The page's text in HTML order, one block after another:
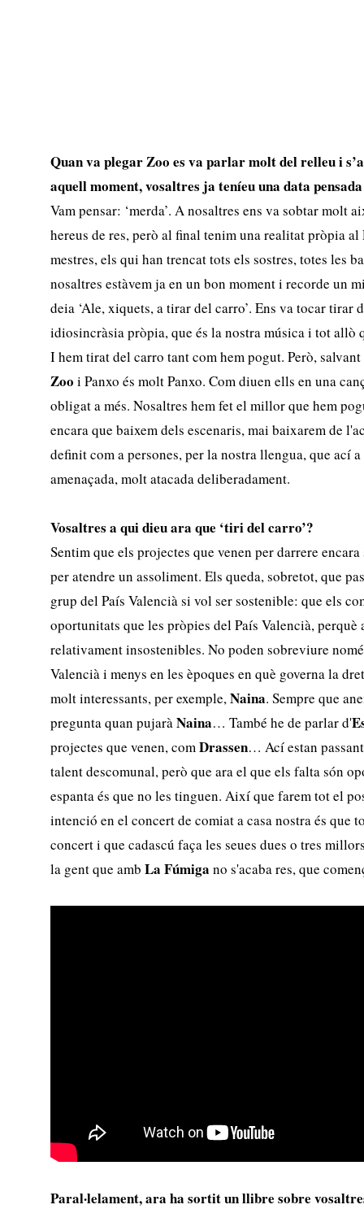
Quan va plegar Zoo es va parlar molt del relleu i
aquell moment, vosaltres ja teníeu una data
Vam pensar: ‘merda’. A nosaltres ens va sobtar molt
hereus de res, però al final tenim una realitat pròpia
mestres, els qui han trencat tots els sostres, totes les
nosaltres estàvem ja en un bon moment i recorde un
deia ‘Ale, xiquets, a tirar del carro’. Ens va tocar tirar
idiosincràsia pròpia, que és la nostra música i tot allò
I hem tirat del carro tant com hem pogut. Però,
Zoo i Panxo és molt Panxo. Com diuen ells en una
obligat a més. Nosaltres hem fet el millor que hem
encara que baixem dels escenaris, mai baixarem de
definit com a persones, per la nostra llengua, que ací
amenaçada, molt atacada deliberadament.
Vosaltres a qui dieu ara que ‘tiri del carro’?
Sentim que els projectes que venen per darrere
per atendre un assoliment. Els queda, sobretot, que
grup del País Valencià si vol ser sostenible: que els
oportunitats que les pròpies del País Valencià, perquè
relativament insostenibles. No poden sobreviure
Valencià i menys en les èpoques en què governa la
molt interessants, per exemple,Naina. Sempre que
pregunta quan pujaràNaina… També he de parlar d'
projectes que venen, comDrassen… Ací estan
talent descomunal, però que ara el que els falta són
espanta és que no les tinguen. Així que farem tot el
intenció en el concert de comiat a casa nostra és que
concert i que cadascú faça les seues dues o tres
la gent que ambLa Fúmiga no s'acaba res, que
Paral·lelament, ara ha sortit un llibre sobre